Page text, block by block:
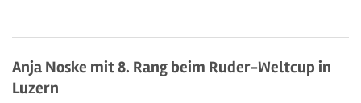
Anja Noske mit 8. Rang beim Ruder-Weltcup in
Luzern